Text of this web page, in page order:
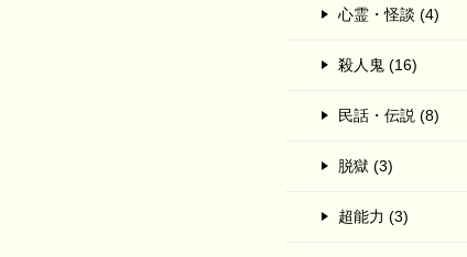
心霊・怪談 (4)
殺人鬼 (16)
民話・伝説 (8)
脱獄 (3)
超能力 (3)